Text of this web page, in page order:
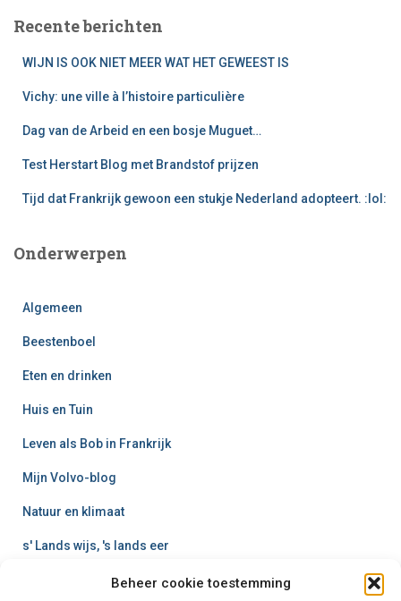
Beheer cookie toestemming
Recente berichten
WIJN IS OOK NIET MEER WAT HET GEWEEST IS
Vichy: une ville à l’histoire particulière
Dag van de Arbeid en een bosje Muguet…
Test Herstart Blog met Brandstof prijzen
Tijd dat Frankrijk gewoon een stukje Nederland adopteert. :lol:
Onderwerpen
Algemeen
Beestenboel
Eten en drinken
Huis en Tuin
Leven als Bob in Frankrijk
Mijn Volvo-blog
Natuur en klimaat
s' Lands wijs, 's lands eer